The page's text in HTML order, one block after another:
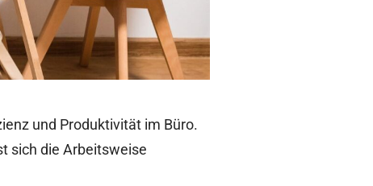
und Produktivität im Büro.
sich die Arbeitsweise